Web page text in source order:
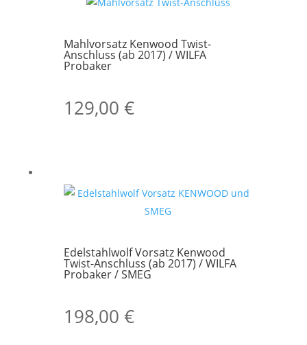
Mahlvorsatz Kenwood Twist-
Anschluss (ab 2017) / WILFA
Probaker
129,00€
Edelstahlwolf Vorsatz Kenwood
Twist-Anschluss (ab 2017) / WILFA
Probaker / SMEG
198,00€